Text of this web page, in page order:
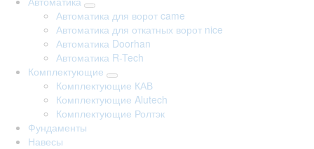
Автоматика для ворот came
Автоматика для откатных ворот nice
Автоматика Doorhan
Автоматика R-Tech
Комплектующие
Комплектующие КАВ
Комплектующие Alutech
Комплектующие Ролтэк
Фундаменты
Навесы